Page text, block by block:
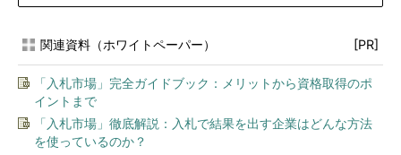
関連資料（ホワイトペーパー） [PR]
「入札市場」完全ガイドブック：メリットから資格取得のポ
イントまで
「入札市場」徹底解説：入札で結果を出す企業はどんな方法
を使っているのか？